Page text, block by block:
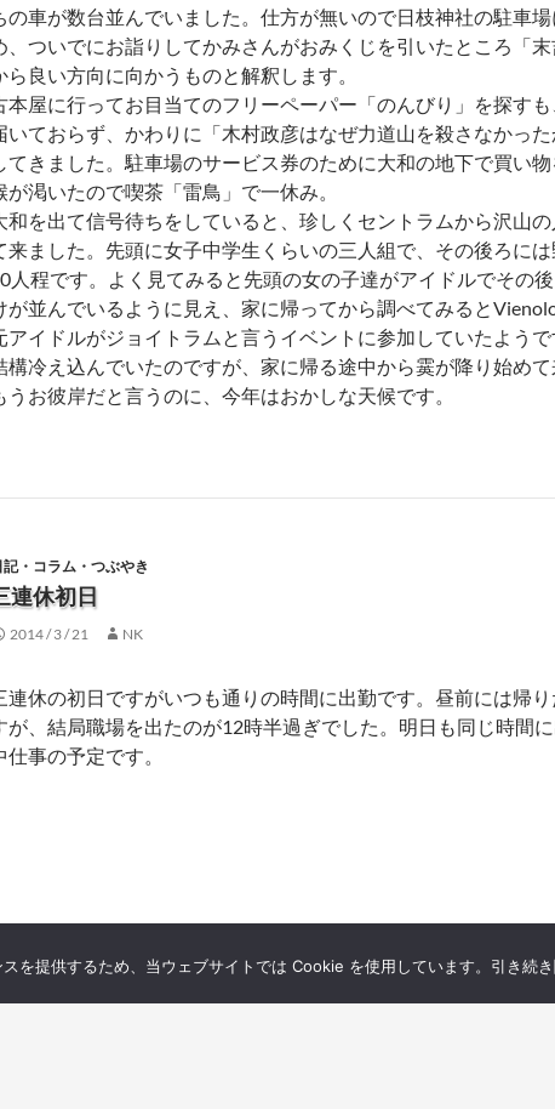
の車が数台並んでいました。仕方が無いので日枝神社の駐車
、ついでにお詣りしてかみさんがおみくじを引いたところ「
ら良い方向に向かうものと解釈します。
本屋に行ってお目当てのフリーペーパー「のんびり」を探す
いておらず、かわりに「木村政彦はなぜ力道山を殺さなかっ
てきました。駐車場のサービス券のために大和の地下で買い物
が渇いたので喫茶「雷鳥」で一休み。
和を出て信号待ちをしていると、珍しくセントラムから沢山の
来ました。先頭に女子中学生くらいの三人組で、その後ろに
人程です。よく見てみると先頭の女の子達がアイドルでその
が並んでいるように見え、家に帰ってから調べてみると
アイドルがジョイトラムと言うイベントに参加していたようで
構冷え込んでいたのですが、家に帰る途中から霙が降り始めて
うお彼岸だと言うのに、今年はおかしな天候です。
記・コラム・つぶやき
連休初日
2014 / 3 / 21 NK
連休の初日ですがいつも通りの時間に出勤です。昼前には帰
が、結局職場を出たのが12時半過ぎでした。明日も同じ時間
仕事の予定です。
を提供するため、当ウェブサイトでは Cookie を使用しています。引き続